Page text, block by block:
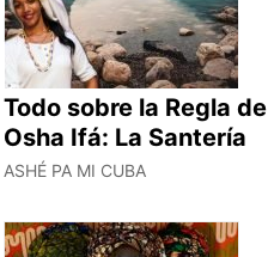
Todo sobre la Regla de
Osha Ifá: La Santería
ASHÉ PA MI CUBA